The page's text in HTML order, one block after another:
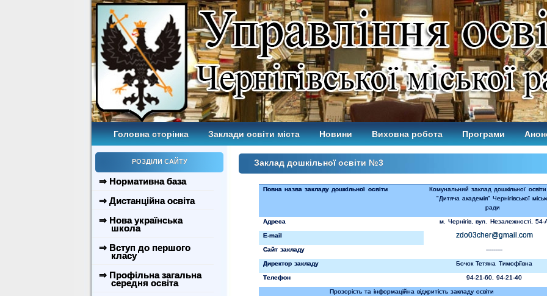
Головна сторінка Заклади освіти міста Новини Виховна робота Програми
РОЗДІЛИ САЙТУ
⇒ Нормативна база
⇒ Дистанційна освіта
⇒ Нова українська
школа
⇒ Вступ до першого
класу
⇒ Профільна загальна
середня освіта
Заклад дошкільної освіти №3
Повна назва закладу дошкільної освіти
Комунальний заклад дошкільної
"Дитяча академія" Чернігівської
ради
Адреса м. Чернігів, вул. Незалежності, 54-
E-mail zdo03cher@gmail.com
Сайт закладу ---------
Директор закладу Бочок Тетяна Тимофіївна
Телефон 94-21-60, 94-21-40
Прозорість та інформаційна відкритість закладу освіти